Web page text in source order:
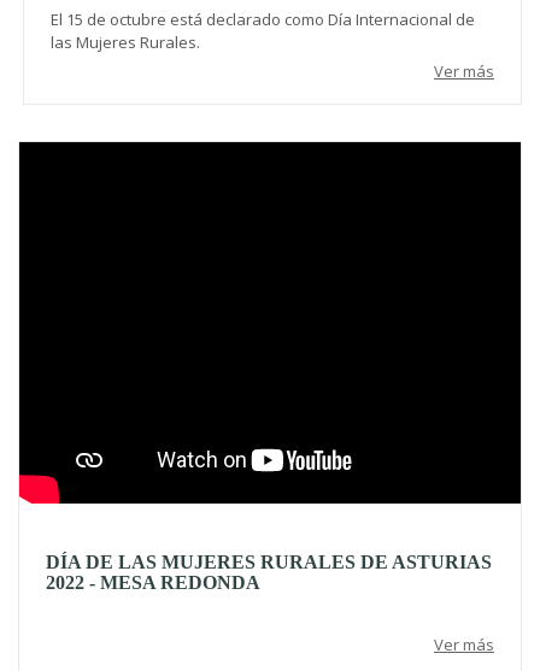
El 15 de octubre está declarado como Día Internacional de
las Mujeres Rurales.
Ver más
DÍA DE LAS MUJERES RURALES DE ASTURIAS
2022 - MESA REDONDA
Ver más